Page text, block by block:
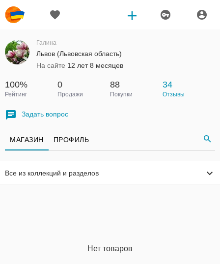
Галина
Львов (Львовская область)
На сайте 12 лет 8 месяцев
100%
Рейтинг
0
Продажи
88
Покупки
34
Отзывы
Задать вопрос
МАГАЗИН ПРОФИЛЬ
Все из коллекций и разделов
Нет товаров